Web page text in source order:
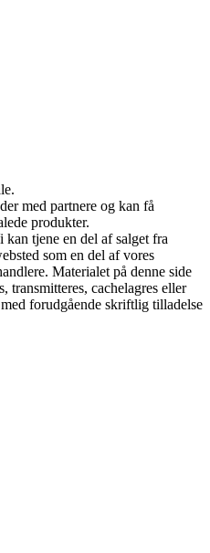
med partnere og kan få
produkter.
tjene en del af salget fra
som en del af vores
Materialet på denne side
transmitteres, cachelagres eller
forudgående skriftlig tilladelse